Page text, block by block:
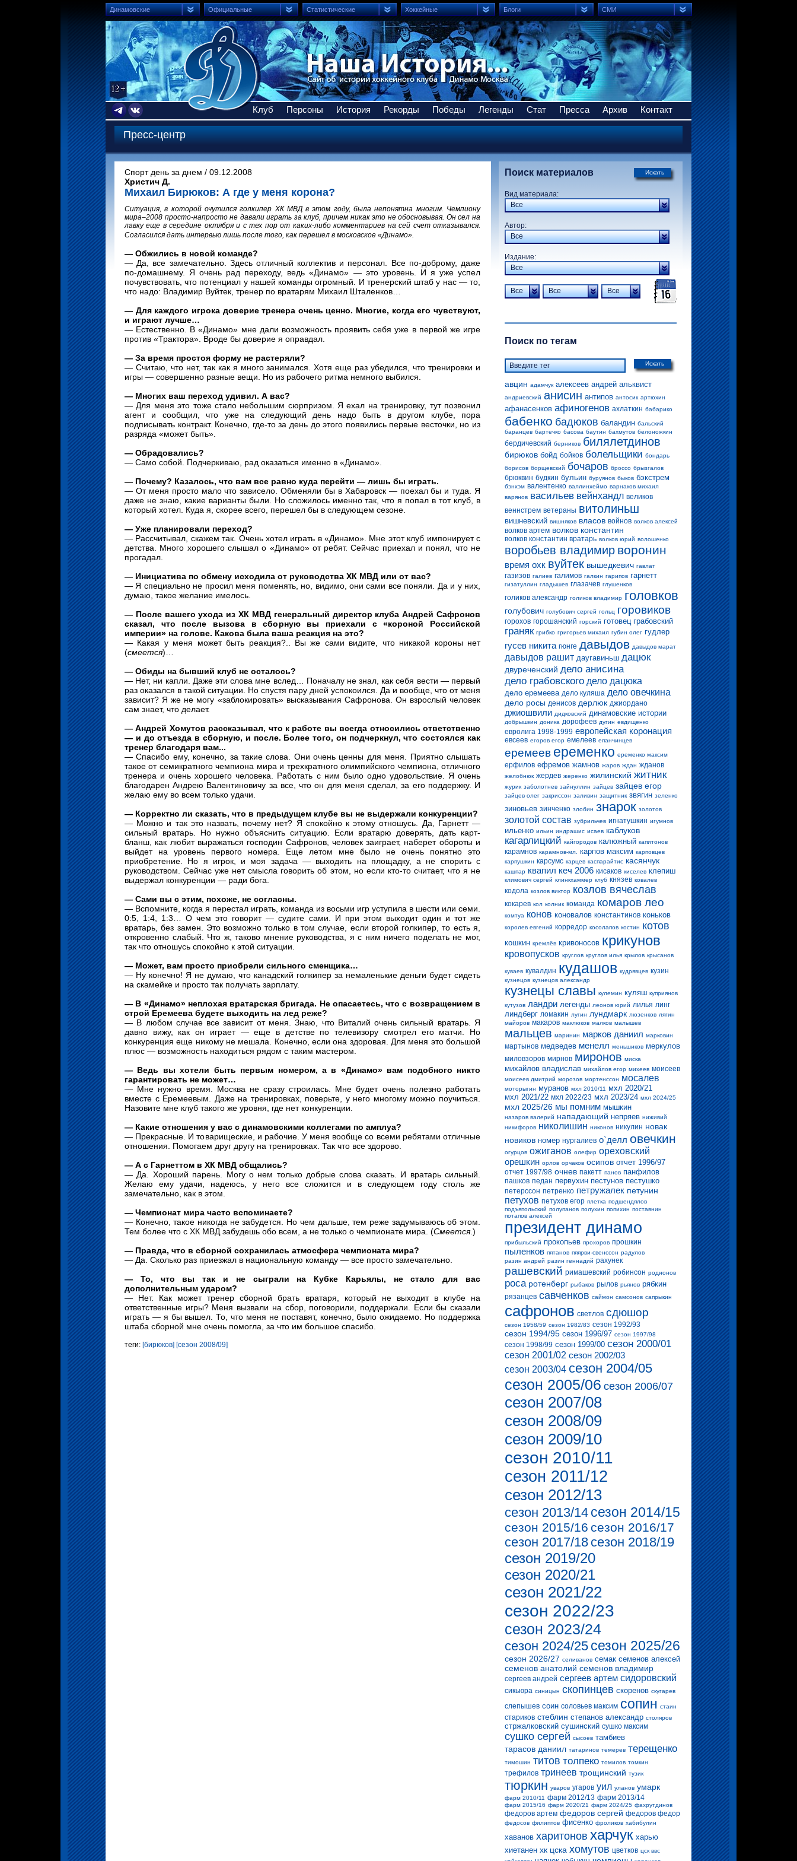
Динамовские Официальные Статистические Хоккейные Блоги СМИ
Клуб Персоны История Рекорды Победы Легенды Стат Пресса Архив Контакт
Пресс-центр
Спорт день за днем / 09.12.2008
Христич Д.
Михаил Бирюков: А где у меня корона?
Ситуация, в которой очутился голкипер ХК МВД в этом году, была непонятна многим. Чемпиону
мира–2008 просто-напросто не давали играть за клуб, причем никак это не обосновывая. Он сел на
лавку еще в середине октября и с тех пор от каких-либо комментариев на сей счет отказывался.
Согласился дать интервью лишь после того, как перешел в московское «Динамо».
— Обжились в новой команде?
— Да, все замечательно. Здесь отличный коллектив и персонал. Все по-доброму, даже
по-домашнему. Я очень рад переходу, ведь «Динамо» — это уровень. И я уже успел
почувствовать, что потенциал у нашей команды огромный. И тренерский штаб у нас — то,
что надо: Владимир Вуйтек, тренер по вратарям Михаил Шталенков…
— Для каждого игрока доверие тренера очень ценно. Многие, когда его чувствуют,
и играют лучше…
— Естественно. В «Динамо» мне дали возможность проявить себя уже в первой же игре
против «Трактора». Вроде бы доверие я оправдал.
— За время простоя форму не растеряли?
— Считаю, что нет, так как я много занимался. Хотя еще раз убедился, что тренировки и
игры — совершенно разные вещи. Но из рабочего ритма немного выбился.
— Многих ваш переход удивил. А вас?
— Для меня это тоже стало небольшим сюрпризом. Я ехал на тренировку, тут позвонил
агент и сообщил, что уже на следующий день надо быть в другом клубе, пора
подписывать контракт. Конечно, где-то за день до этого появились первые весточки, но из
разряда «может быть».
— Обрадовались?
— Само собой. Подчеркиваю, рад оказаться именно в «Динамо».
— Почему? Казалось, что вам все равно куда перейти — лишь бы играть.
— От меня просто мало что зависело. Обменяли бы в Хабаровск — поехал бы и туда. Я
даже не знаю, какие варианты были. Но сложилось именно так, что я попал в тот клуб, в
который хотел. Куда я, скорее всего, перешел бы в следующем сезоне.
— Уже планировали переход?
— Рассчитывал, скажем так. Очень хотел играть в «Динамо». Мне этот клуб импонирует с
детства. Много хорошего слышал о «Динамо» от ребят. Сейчас приехал и понял, что не
прогадал.
— Инициатива по обмену исходила от руководства ХК МВД или от вас?
— Я специально не просил меня поменять, но, видимо, они сами все поняли. Да и у них,
думаю, такое желание имелось.
— После вашего ухода из ХК МВД генеральный директор клуба Андрей Сафронов
сказал, что после вызова в сборную вы приехали с «короной Российской
империи» на голове. Какова была ваша реакция на это?
— Какая у меня может быть реакция?.. Вы же сами видите, что никакой короны нет
(смеется)…
— Обиды на бывший клуб не осталось?
— Нет, ни капли. Даже эти слова мне вслед… Поначалу не знал, как себя вести — первый
раз оказался в такой ситуации. Но спустя пару дней успокоился. Да и вообще, что от меня
зависит? Я же не могу «заблокировать» высказывания Сафронова. Он взрослый человек
сам знает, что делает.
— Андрей Хомутов рассказывал, что к работе вы всегда относились ответственно
— и до отъезда в сборную, и после. Более того, он подчеркнул, что состоялся как
тренер благодаря вам...
— Спасибо ему, конечно, за такие слова. Они очень ценны для меня. Приятно слышать
такое от семикратного чемпиона мира и трехкратного олимпийского чемпиона, отличного
тренера и очень хорошего человека. Работать с ним было одно удовольствие. Я очень
благодарен Андрею Валентиновичу за все, что он для меня сделал, за его поддержку. И
желаю ему во всем только удачи.
— Корректно ли сказать, что в предыдущем клубе вы не выдержали конкуренции?
— Можно и так это назвать, почему нет? Я спокойно к этому отношусь. Да, Гарнетт —
сильный вратарь. Но нужно объяснить ситуацию. Если вратарю доверять, дать карт-
бланш, как любит выражаться господин Сафронов, человек заиграет, наберет обороты и
выйдет на уровень первого номера. Еще летом мне было не очень понятно это
приобретение. Но я игрок, и моя задача — выходить на площадку, а не спорить с
руководством. Сейчас уже нет смысла говорить об этом, но если кто-то считает, что я не
выдержал конкуренции — ради бога.
— Сами вы с этим, похоже, не согласны.
— Вспомните, когда я перестал играть, команда из восьми игр уступила в шести или семи.
0:5, 1:4, 1:3… О чем это говорит — судите сами. И при этом выходит один и тот же
вратарь, без замен. Это возможно только в том случае, если второй голкипер, то есть я,
откровенно слабый. Что ж, таково мнение руководства, я с ним ничего поделать не мог,
так что отношусь спокойно к этой ситуации.
— Может, вам просто приобрели сильного сменщика…
— Ну конечно! Я не думаю, что канадский голкипер за немаленькие деньги будет сидеть
на скамейке и просто так получать зарплату.
— В «Динамо» неплохая вратарская бригада. Не опасаетесь, что с возвращением в
строй Еремеева будете выходить на лед реже?
— В любом случае все зависит от меня. Знаю, что Виталий очень сильный вратарь. Я
давно вижу, как он играет — еще в детстве по телевизору смотрел его матчи. Но
конкуренция еще никому не мешала. Конечно, если она здоровая. Для меня это большой
плюс — возможность находиться рядом с таким мастером.
— Ведь вы хотели быть первым номером, а в «Динамо» вам подобного никто
гарантировать не может…
— Мне нужно время. Москва не сразу строилась. Мне будет очень полезно работать
вместе с Еремеевым. Даже на тренировках, поверьте, у него многому можно поучиться.
Назовите мне клуб такого же уровня, где нет конкуренции.
— Какие отношения у вас с динамовскими коллегами по амплуа?
— Прекрасные. И товарищеские, и рабочие. У меня вообще со всеми ребятами отличные
отношения. Помогаем друг другу на тренировках. Так что все здорово.
— А с Гарнеттом в ХК МВД общались?
— Да. Хороший парень. Могу о нем только добрые слова сказать. И вратарь сильный.
Желаю ему удачи, надеюсь, у него все сложится и в следующем году столь же
замечательно, как в этом.
— Чемпионат мира часто вспоминаете?
— Конечно, такое никогда не забудется. Но чем дальше, тем реже задумываюсь об этом.
Тем более что с ХК МВД забудешь обо всем, а не только о чемпионате мира. (Сме­ется.)
— Правда, что в сборной сохранилась атмосфера чемпионата мира?
— Да. Сколько раз приезжал в национальную команду — все просто замечательно.
— То, что вы так и не сыграли на Кубке Карьялы, не стало для вас
дополнительным ударом?
— Нет. Как может тренер сборной брать вратаря, который не выходит в клубе на
ответственные игры? Меня вызвали на сбор, поговорили, поддержали. Если бы сказали
играть — я бы вышел. То, что меня не поставят, конечно, было ожидаемо. Но поддержка
штаба сборной мне очень помогла, за что им большое спасибо.
теги: [бирюков] [сезон 2008/09]
Искать
Поиск материалов
Вид материала:
Все
Автор:
Все
Издание:
Все
Все Все Все
Поиск по тегам
Искать
авцин адамчук алексеев андрей альквист
андриевский анисин антипов антосик артюхин
афанасенков афиногенов ахлаткин бабарико
бабенко бадюков баландин бальский
баранцев бартечко басова баутин бахмутов белоножкин
бердичевский берников билялетдинов
бирюков бойд бойков болельщики бондарь
борисов борщевский бочаров броссо брызгалов
брюквин будкин бульин буруянов быков бэкстрем
бэнхэм валентенко валлинхеймо варнаков михаил
варянов васильев вейнхандл великов
веннстрем ветераны витолиньш
вишневский вишняков власов войнов волков алексей
волков артем волков константин
волков константин вратарь волков юрий волошенко
воробьев владимир воронин
время охк вуйтек вышедкевич гавлат
газизов галиев галимов галкин гарипов гарнетт
гизатуллин гладышев глазачев глушенков
голиков александр голиков владимир головков
голубович голубович сергей гольц горовиков
горохов горошанский горский готовец грабовский
граняк грибко григорьев михаил губин олег гудлер
гусев никита гюнге давыдов давыдов марат
давыдов рашит даугавиньш дацюк
двуреченский дело анисина
дело грабовского дело дацюка
дело еремеева дело куляша дело овечкина
дело росы денисов дерлюк джиордано
джиошвили дидковский динамовские истории
добрышкин доника дорофеев дугин евдищенко
евролига 1998-1999 европейская коронация
евсеев егоров егор емелеев епанчинцев
еремеев еременко еременко максим
ерфилов ефремов жамнов жаров ждан жданов
желобнюк жердев жеренко жилинский житник
журик заболотнев зайнуллин зайцев зайцев егор
зайцев олег закриссон заливин защитник звягин зеленко
зиновьев зинченко злобин знарок золотов
золотой состав зубрильчев игнатушкин игумнов
ильенко ильин индрашис исаев каблуков
кагарлицкий кайгородов калюжный капитонов
карамнов карамнов-мл. карпов максим карповцев
карпушкин карсумс карцев каспарайтис касянчук
кашпар квапил кеч 2006 кисаков киселев клепиш
климович сергей клинкхаммер клуб князев ковалев
кодола козлов виктор козлов вячеслав
кокарев кол колник команда комаров лео
комтуа конов коновалов константинов коньков
королев евгений корредор косолапов костин котов
кошкин кремлёв кривоносов крикунов
кровопусков круглов круглов илья крылов крысанов
куваев кувалдин кудашов кудрявцев кузин
кузнецов кузнецов александр
кузнецы славы кулемин куляш куприянов
кутузов ландри легенды леонов юрий лилья линг
линдберг ломакин лугин лундмарк люзенков лягин
майоров макаров маклюков малков малышев
мальцев маринин марков даниил марковин
мартынов медведев менелл меньшиков меркулов
миловзоров мирнов миронов миска
михайлов владислав михайлов егор михеев моисеев
моисеев дмитрий морозов мортенссон мосалев
моторыгин муранов мхл 2010/11 мхл 2020/21
мхл 2021/22 мхл 2022/23 мхл 2023/24 мхл 2024/25
мхл 2025/26 мы помним мышкин
назаров валерий нападающий непряев ниживий
никифоров николишин никонов никулин новак
новиков номер нургалиев о`делл овечкин
огурцов ожиганов олефир ореховский
орешкин орлов орчаков осипов отчет 1996/97
отчет 1997/98 очнев пакетт панов панфилов
пашков педан первухин пестунов пестушко
петерссон петренко петружалек петунин
петухов петухов егор плетка подшендялов
подъяпольский полупанов полухин попихин поставнин
потапов алексей
президент динамо
прибыльский прокопьев прохоров прошкин
пыленков пятанов пяярви-свенссон радулов
разин андрей разин геннадий рахунек
рашевский римашевский робинсон родионов
роса ротенберг рыбаков рылов рьянов рябкин
рязанцев савченков саймон самсонов сапрыкин
сафронов светлов сдюшор
сезон 1958/59 сезон 1982/83 сезон 1992/93
сезон 1994/95 сезон 1996/97 сезон 1997/98
сезон 1998/99 сезон 1999/00 сезон 2000/01
сезон 2001/02 сезон 2002/03
сезон 2003/04 сезон 2004/05
сезон 2005/06 сезон 2006/07
сезон 2007/08
сезон 2008/09
сезон 2009/10
сезон 2010/11
сезон 2011/12
сезон 2012/13
сезон 2013/14 сезон 2014/15
сезон 2015/16 сезон 2016/17
сезон 2017/18 сезон 2018/19
сезон 2019/20
сезон 2020/21
сезон 2021/22
сезон 2022/23
сезон 2023/24
сезон 2024/25 сезон 2025/26
сезон 2026/27 селиванов семак семенов алексей
семенов анатолий семенов владимир
сергеев андрей сергеев артем сидоровский
сикьюра синицын скопинцев скоренов скугарев
слепышев соин соловьев максим сопин стаин
стариков стеблин степанов александр столяров
стржалковский сушинский сушко максим
сушко сергей сысоев тамбиев
тарасов даниил татаринов темерев терещенко
тимошин титов толпеко томилов томкин
трефилов тринеев трощинский тузик
тюркин уваров угаров уил уланов умарк
фарм 2010/11 фарм 2012/13 фарм 2013/14
фарм 2015/16 фарм 2020/21 фарм 2024/25 фахрутдинов
федоров артем федоров сергей федоров федор
федосов филиппов фисенко фроликов хабибулин
хаванов харитонов харчук харью
хиетанен хк цска хомутов цветков цск ввс